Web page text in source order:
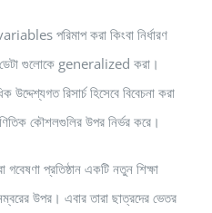
পরিমাপ করা কিংবা নির্ধারণ
গুলোকে generalized করা।
রিসার্চ হিসেবে বিবেচনা করা
কৌশলগুলির উপর নির্ভর করে।
প্রতিষ্ঠান একটি নতুন শিক্ষা
উপর। এবার তারা ছাত্রদের ভেতর